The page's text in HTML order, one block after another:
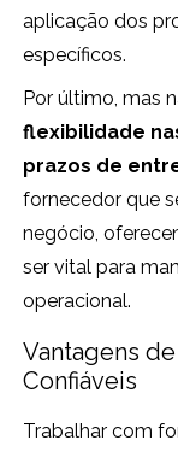
aplicação dos
específicos.
Por último, mas
flexibilidade
prazos de
fornecedor que
negócio,
ser vital para
operacional.
Vantagens
Confiáveis
Trabalhar com